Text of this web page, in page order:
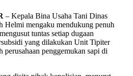
– Kepala Bina Usaha Tani Dinas
Helmi mengaku mendukung penuh
tuntas setiap dugaan
yang dilakukan Unit Tipiter
perusahaan penggemukan sapi di